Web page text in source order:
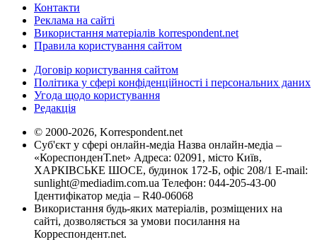
Контакти
Реклама на сайті
Використання матеріалів korrespondent.net
Правила користування сайтом
Договір користування сайтом
Політика у сфері конфіденційності і персональних даних
Угода щодо користування
Редакція
© 2000-2026, Korrespondent.net
Суб'єкт у сфері онлайн-медіа Назва онлайн-медіа –
«КореспонденТ.net» Адреса: 02091, місто Київ,
ХАРКІВСЬКЕ ШОСЕ, будинок 172-Б, офіс 208/1 E-mail:
sunlight@mediadim.com.ua Телефон: 044-205-43-00
Ідентифікатор медіа – R40-06068
Використання будь-яких матеріалів, розміщених на
сайті, дозволяється за умови посилання на
Корреспондент.net.